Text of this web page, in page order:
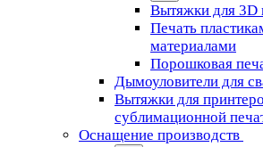
Вытяжки для 3D
Печать
материалами
Порошковая
Дымоуловители для
Вытяжки для
сублимационной
Оснащение производств